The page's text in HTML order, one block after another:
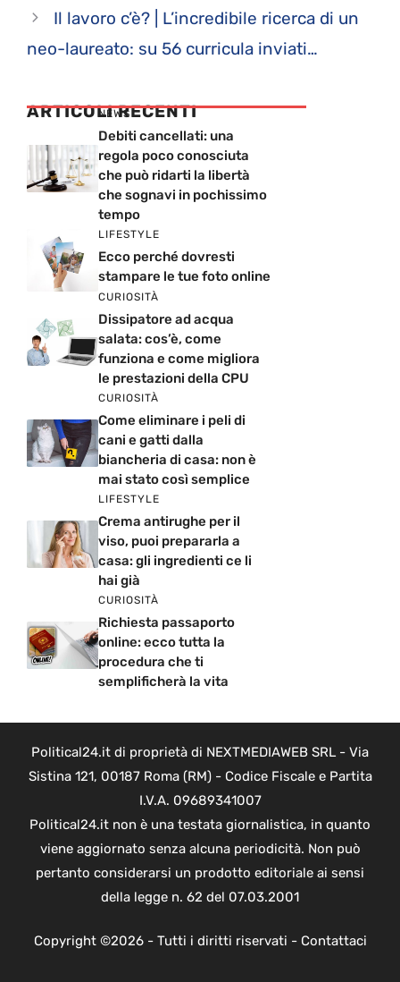
Il lavoro c’è? | L’incredibile ricerca di un
neo-laureato: su 56 curricula inviati…
ARTICOLI RECENTI
NEWS
Debiti cancellati: una
regola poco conosciuta
che può ridarti la libertà
che sognavi in pochissimo
tempo
LIFESTYLE
Ecco perché dovresti
stampare le tue foto online
CURIOSITÀ
Dissipatore ad acqua
salata: cos’è, come
funziona e come migliora
le prestazioni della CPU
CURIOSITÀ
Come eliminare i peli di
cani e gatti dalla
biancheria di casa: non è
mai stato così semplice
LIFESTYLE
Crema antirughe per il
viso, puoi prepararla a
casa: gli ingredienti ce li
hai già
CURIOSITÀ
Richiesta passaporto
online: ecco tutta la
procedura che ti
semplificherà la vita
Political24.it di proprietà di NEXTMEDIAWEB SRL - Via
Sistina 121, 00187 Roma (RM) - Codice Fiscale e Partita
I.V.A. 09689341007
Political24.it non è una testata giornalistica, in quanto
viene aggiornato senza alcuna periodicità. Non può
pertanto considerarsi un prodotto editoriale ai sensi
della legge n. 62 del 07.03.2001
Copyright ©2026 - Tutti i diritti riservati - Contattaci